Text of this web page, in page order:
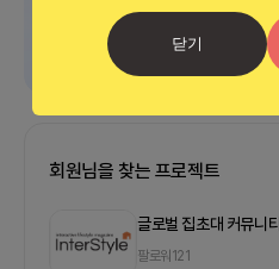
닫기
회원님을 찾는 프로젝트
글로벌 집초대 커뮤니티
팔로워 121